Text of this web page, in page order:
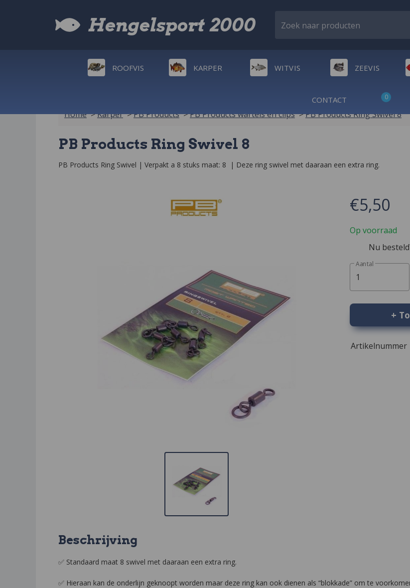
Hengelsport 2000 Zoek naar producten
ROOFVIS KARPER WITVIS ZEEVIS
CONTACT 0
Home>Karper>PB Products>PB Products wartels en clips>PB Products Ring Swivel 8
PB Products Ring Swivel 8
PB Products Ring Swivel | Verpakt a 8 stuks maat: 8  | Deze ring swivel met daaraan een extra ring.
€5,50
Op voorraad
Nu
Aantal
1
+
Artikelnummer
Beschrijving
✅ Standaard maat 8 swivel met daaraan een extra ring.
✅ Hieraan kan de onderlijn geknoopt worden maar deze ring kan ook dienen als “blokkade” om te